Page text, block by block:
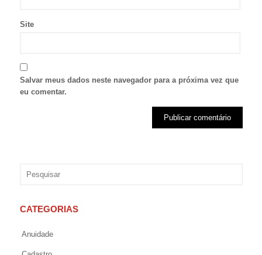
Site
Salvar meus dados neste navegador para a próxima vez que
eu comentar.
CATEGORIAS
Anuidade